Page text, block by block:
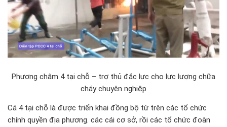
Phương châm 4 tại chỗ – trợ thủ đắc lực cho lực lượng chữa
cháy chuyên nghiệp
Cá 4 tại chỗ là được triển khai đồng bộ từ trên các tổ chức
chính quyền địa phương. các cái cơ sở, rồi các tổ chức đoàn